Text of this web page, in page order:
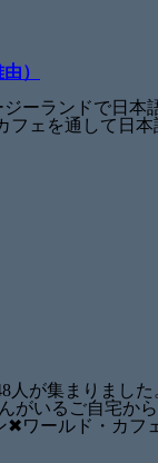
）
ーランドで日本
ェを通して日
人が集まりました
がいるご自宅か
ールド・カフ